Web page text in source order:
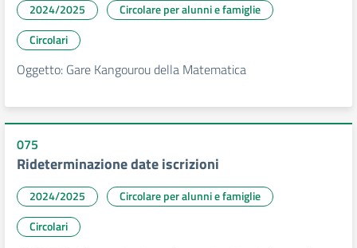
2024/2025
Circolare per alunni e famiglie
Circolari
Oggetto: Gare Kangourou della Matematica
075
Rideterminazione date iscrizioni
2024/2025
Circolare per alunni e famiglie
Circolari